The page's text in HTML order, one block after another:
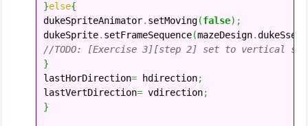
}else{
dukeSpriteAnimator. setMoving(false) ;
dukeSprite. setFrameSequence(mazeDesign.
//TODO: [Exercise 3][step 2] set to vertical
}
lastHorDirection= hdirection;
lastVertDirection= vdirection;
}